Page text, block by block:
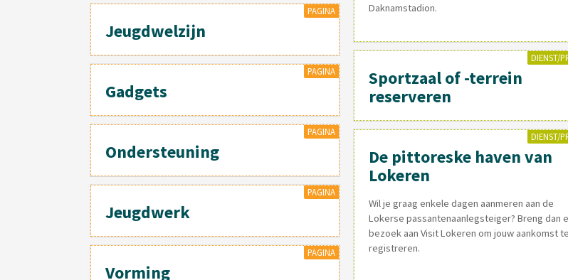
PAGINA
Jeugdwelzijn
PAGINA
Gadgets
PAGINA
Ondersteuning
PAGINA
Jeugdwerk
PAGINA
Vorming
Daknamstadion.
DIENST/
Sportzaal of -terrein
reserveren
DIENST/
De pittoreske haven van
Lokeren
Wil je graag enkele dagen aanmeren aan de
Lokerse passantenaanlegsteiger? Breng dan
bezoek aan Visit Lokeren om jouw aankomst te
registreren.